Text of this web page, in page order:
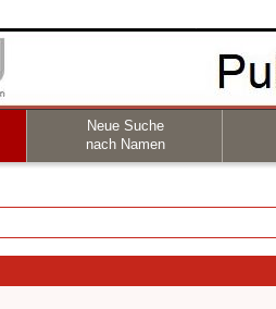
Neue Suche
nach Namen